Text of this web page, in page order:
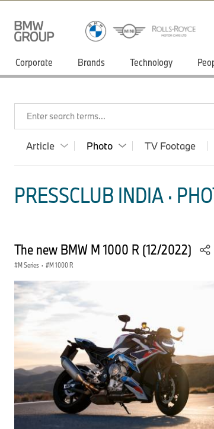
Corporate Brands Technology
Enter search terms...
Article Photo TV Footage
PRESSCLUB INDIA ·
The new BMW M 1000 R (12/2022)
M Series · M 1000 R